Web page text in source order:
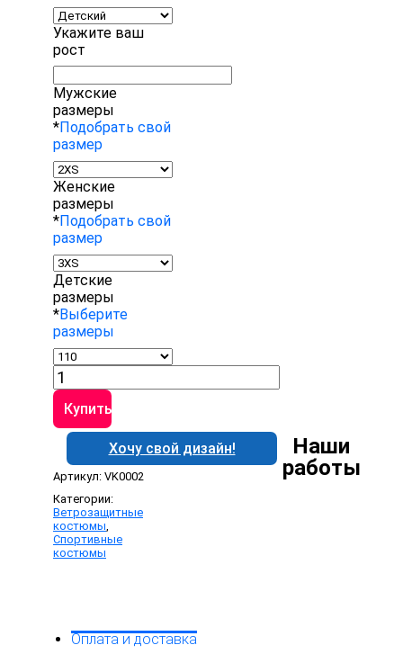
Укажите ваш
рост
Мужские
размеры
*Подобрать свой
размер
Женские
размеры
*Подобрать свой
размер
Детские
размеры
*Выберите
размеры
Количество
товара
Спортивный
костюм
VK0002
Купить
Хочу свой дизайн!
Артикул: VK0002
Категории:
Ветрозащитные
костюмы
Спортивные
костюмы
Оплата и доставка
Наши
работы